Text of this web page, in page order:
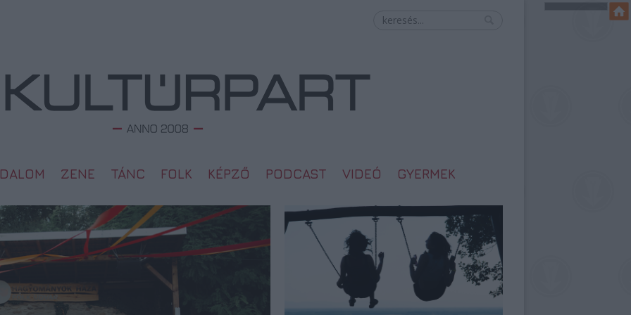
ZENE TÁNC FOLK KÉPZŐ PODCAST VIDEÓ GYERMEK